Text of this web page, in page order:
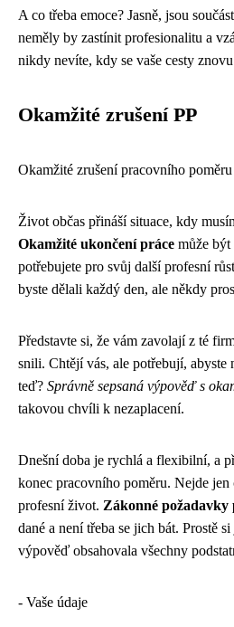
A co třeba emoce? Jasně, jsou
neměly by zastínit profesionalitu a
nikdy nevíte, kdy se vaše cesty
Okamžité zrušení PP
Okamžité zrušení pracovního poměru
Život občas přináší situace, kdy
Okamžité ukončení práce může být
potřebujete pro svůj další profesní
byste dělali každý den, ale někdy
Představte si, že vám zavolají z té
snili. Chtějí vás, ale potřebují, abyste
teď? Správně sepsaná výpověď s
takovou chvíli k nezaplacení.
Dnešní doba je rychlá a flexibilní, a
konec pracovního poměru. Nejde
profesní život. Zákonné požadavky
dané a není třeba se jich bát. Prostě
výpověď obsahovala všechny
- Vaše údaje